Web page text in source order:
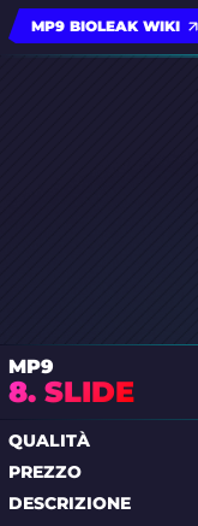
MP9 BIOLEAK WIKI
MP9
8. SLIDE
QUALITÀ
PREZZO
DESCRIZIONE